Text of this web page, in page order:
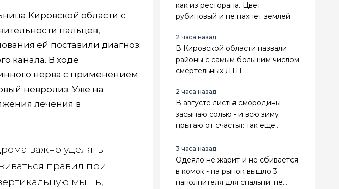
Кировской области с
пальцев,
ей поставили диагноз:
канала. В ходе
нерва с применением
невролиз. Уже на
лечения в
важно уделять
правил при
мышь,
как из ресторана. Цвет
рубиновый и не пахнет землей
2 часа назад
В Кировской области назвали
районы с самым большим числом
смертельных ДТП
2 часа назад
В августе листья смородины
засыпаю солью - и всю зиму
прыгаю от счастья: так еще
3 часа назад
Одеяло не жарит и не сбивается
в комок - на рынок вышло 3
наполнителя для спальни: не